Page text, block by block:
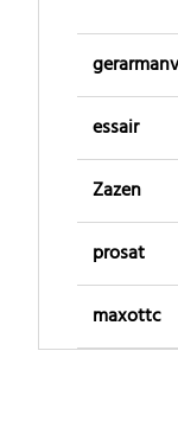
essair
Zazen
prosat
maxottc